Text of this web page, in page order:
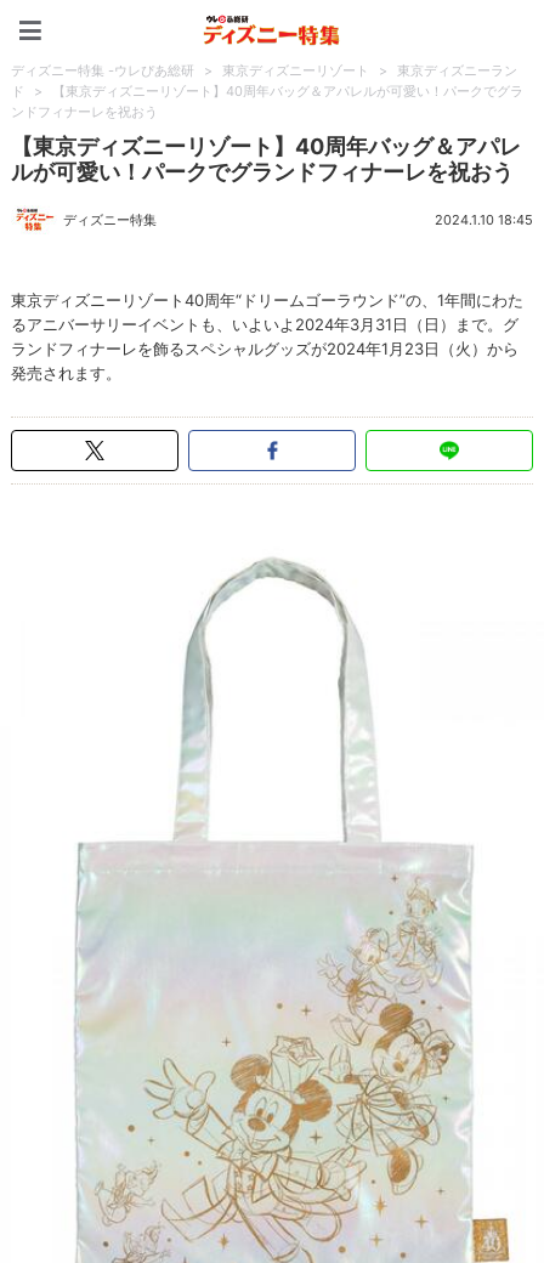
ディズニー特集 -ウレぴあ総研 > 東京ディズニーリゾート >
東京ディズニーラン
ド
>
【東京ディズニーリゾート】40周年バッグ＆アパレルが可愛い！パークでグラ
ンドフィナーレを祝おう
【東京ディズニーリゾート】40周年バッグ＆アパレ
ルが可愛い！パークでグランドフィナーレを祝おう
ディズニー特集 2024.1.10 18:45
東京ディズニーリゾート40周年“ドリームゴーラウンド”の、1年間にわた
るアニバーサリーイベントも、いよいよ2024年3月31日（日）まで。グ
ランドフィナーレを飾るスペシャルグッズが2024年1月23日（火）から
発売されます。